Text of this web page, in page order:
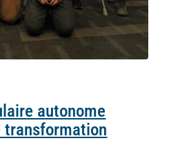
autonome
transformation